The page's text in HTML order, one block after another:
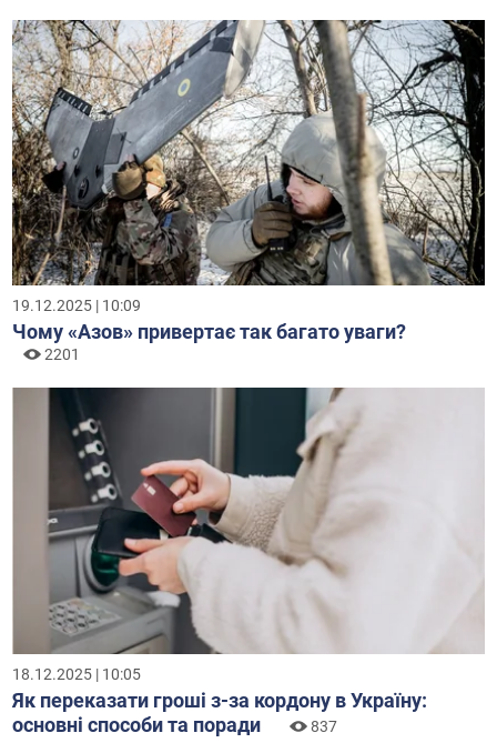
19.12.2025 | 10:09
Чому «Азов» привертає так багато уваги?
2201
18.12.2025 | 10:05
Як переказати гроші з-за кордону в Україну:
основні способи та поради
837